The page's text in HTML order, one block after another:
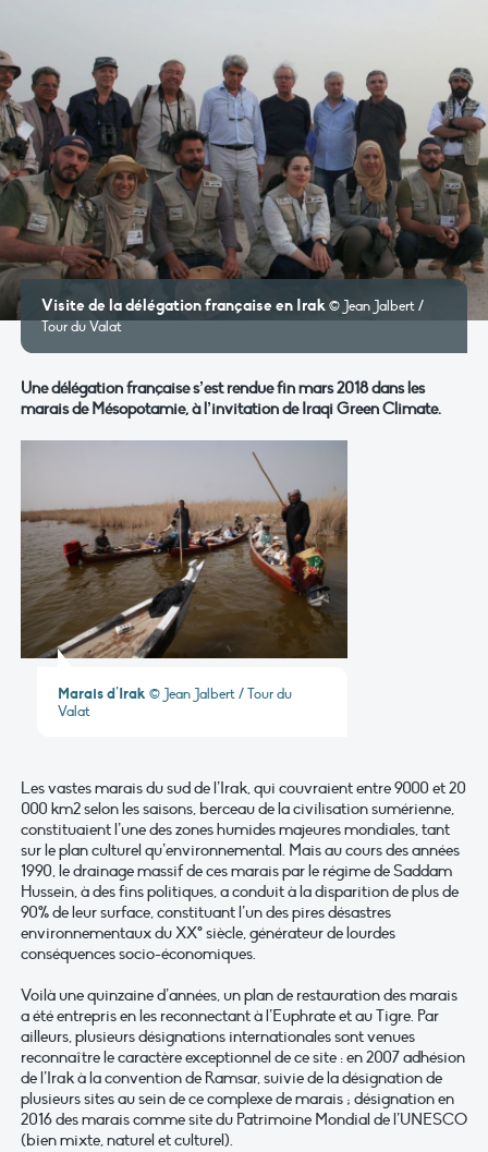
Visite de la délégation française en Irak© Jean Jalbert /
Tour du Valat
Une délégation française s’est rendue fin mars 2018 dans les
marais de Mésopotamie, à l’invitation de Iraqi Green Climate.
Marais d’Irak© Jean Jalbert / Tour du
Valat
Les vastes marais du sud de l’Irak, qui couvraient entre 9000 et 20
000 km2 selon les saisons, berceau de la civilisation sumérienne,
constituaient l’une des zones humides majeures mondiales, tant
sur le plan culturel qu’environnemental. Mais au cours des années
1990, le drainage massif de ces marais par le régime de Saddam
Hussein, à des fins politiques, a conduit à la disparition de plus de
90% de leur surface, constituant l’un des pires désastres
environnementaux du XX° siècle, générateur de lourdes
conséquences socio-économiques.
Voilà une quinzaine d’années, un plan de restauration des marais
a été entrepris en les reconnectant à l’Euphrate et au Tigre. Par
ailleurs, plusieurs désignations internationales sont venues
reconnaître le caractère exceptionnel de ce site : en 2007 adhésion
de l’Irak à la convention de Ramsar, suivie de la désignation de
plusieurs sites au sein de ce complexe de marais ; désignation en
2016 des marais comme site du Patrimoine Mondial de l’UNESCO
(bien mixte, naturel et culturel).